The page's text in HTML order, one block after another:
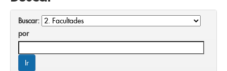
Buscar:
por